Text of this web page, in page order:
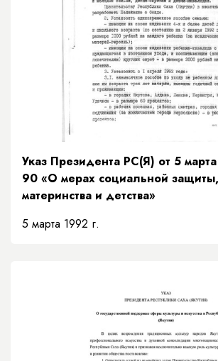
Указ Президента РС(Я) от 5
90 «О мерах социальной
материнства и детства»
5 марта 1992 г.